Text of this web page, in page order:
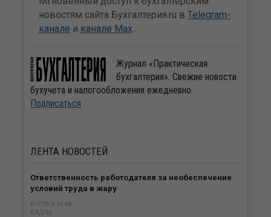
новостям сайта Бухгалтерия.ru в Telegram-
канале и канале Max.
Журнал «Практическая
бухгалтерия». Свежие новости
бухучета и налогообложения ежедневно.
Подписаться
ЛЕНТА НОВОСТЕЙ
Ответственность работодателя за необеспечение
условий труда в жару
ВЧЕРА В 14:48
КАДРЫ